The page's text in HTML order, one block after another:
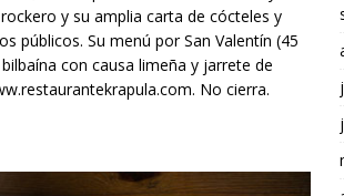
y su amplia carta de cócteles y
públicos. Su menú por San Valentín (45
con causa limeña y jarrete de
No cierra.